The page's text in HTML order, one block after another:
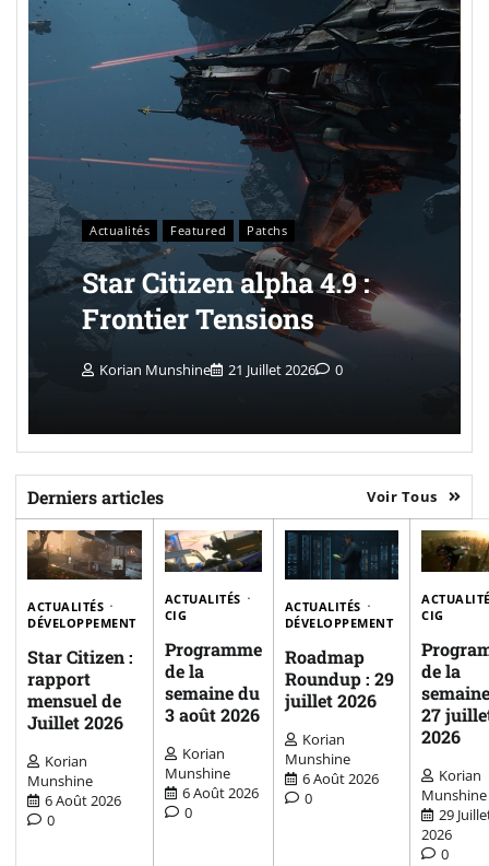
Actualités Featured Patchs
Star Citizen alpha 4.9 :
Frontier Tensions
Korian Munshine 21 Juillet 2026 0
Derniers articles Voir Tous
ACTUALITÉS
DÉVELOPPEMENT
Star Citizen :
rapport
mensuel de
Juillet 2026
Korian
Munshine
6 Août 2026
0
ACTUALITÉS
CIG
Programme
de la
semaine du
3 août 2026
Korian
Munshine
6 Août 2026
0
ACTUALITÉS
DÉVELOPPEMENT
Roadmap
Roundup : 29
juillet 2026
Korian
Munshine
6 Août 2026
0
CIG
de la
27
2026
Korian
Munshine
29
2026
0